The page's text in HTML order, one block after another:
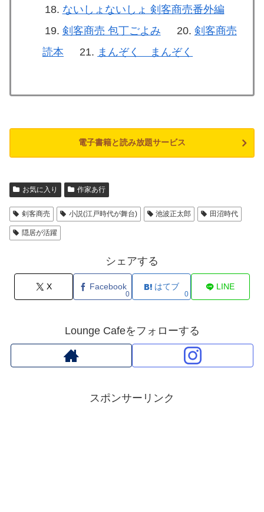
ないしょないしょ 剣客商売番外編
剣客商売 包丁ごよみ
剣客商売
読本
まんぞく まんぞく
電子書籍と読み放題サービス
お気に入り 作家あ行
剣客商売 小説(江戸時代が舞台) 池波正太郎 田沼時代
隠居が活躍
シェアする
X Facebook
0
はてブ
0
LINE
Lounge Cafeをフォローする
スポンサーリンク